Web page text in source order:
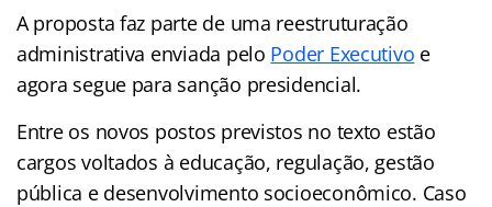
A proposta faz parte de uma reestruturação
administrativa enviada pelo Poder Executivo e
agora segue para sanção presidencial.
Entre os novos postos previstos no texto estão
cargos voltados à educação, regulação, gestão
pública e desenvolvimento socioeconômico. Caso